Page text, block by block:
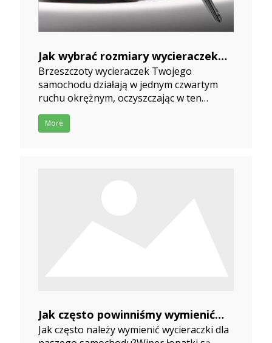
Jak wybrać rozmiary wycieraczek
dla Twojego samochodu
2019-10-05
Brzeszczoty wycieraczek Twojego
samochodu działają w jednym czwartym
ruchu okrężnym, oczyszczając w ten
sposób powierzchnię i promując lepszą
widoczność.Kiedy zauważysz działanie
More
Jak często powinniśmy wymienić
wycieraczki do naszego
Jak często należy wymienić wycieraczki dla